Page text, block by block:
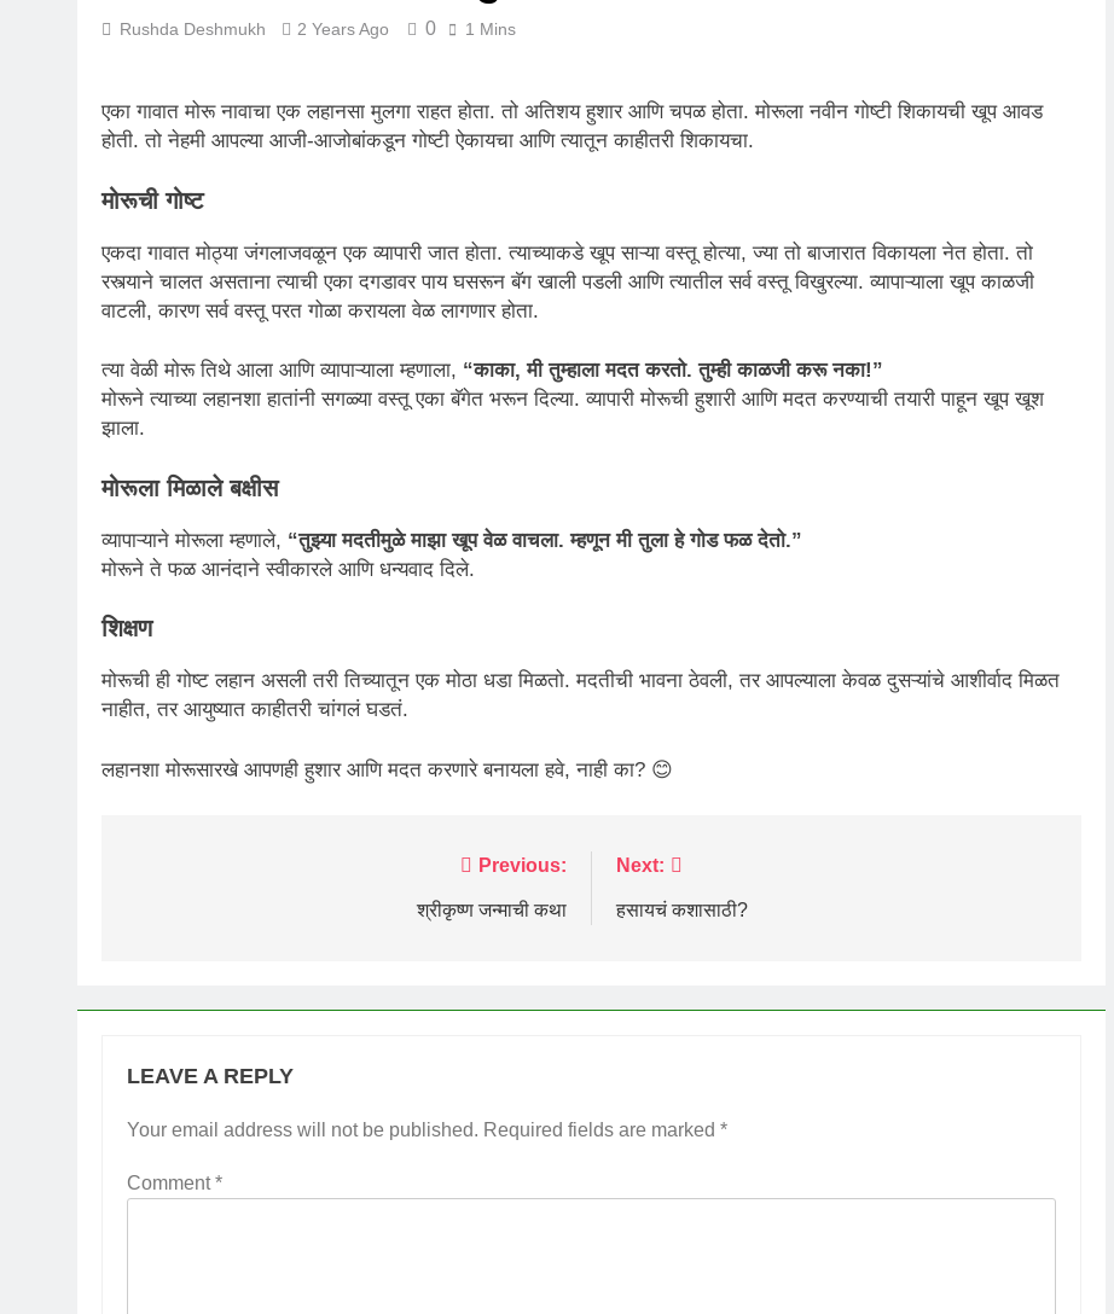
Rushda Deshmukh 2 Years Ago 0 1 Mins
एका गावात मोरू नावाचा एक लहानसा मुलगा राहत होता. तो अतिशय हुशार आणि चपळ होता. मोरूला नवीन गोष्टी शिकायची खूप आवड
होती. तो नेहमी आपल्या आजी-आजोबांकडून गोष्टी ऐकायचा आणि त्यातून काहीतरी शिकायचा.
मोरूची गोष्ट
एकदा गावात मोठ्या जंगलाजवळून एक व्यापारी जात होता. त्याच्याकडे खूप साऱ्या वस्तू होत्या, ज्या तो बाजारात विकायला नेत होता. तो
रस्त्याने चालत असताना त्याची एका दगडावर पाय घसरून बॅग खाली पडली आणि त्यातील सर्व वस्तू विखुरल्या. व्यापाऱ्याला खूप काळजी
वाटली, कारण सर्व वस्तू परत गोळा करायला वेळ लागणार होता.
त्या वेळी मोरू तिथे आला आणि व्यापाऱ्याला म्हणाला, “काका, मी तुम्हाला मदत करतो. तुम्ही काळजी करू नका!”
मोरूने त्याच्या लहानशा हातांनी सगळ्या वस्तू एका बॅगेत भरून दिल्या. व्यापारी मोरूची हुशारी आणि मदत करण्याची तयारी पाहून खूप खूश
झाला.
मोरूला मिळाले बक्षीस
व्यापाऱ्याने मोरूला म्हणाले, “तुझ्या मदतीमुळे माझा खूप वेळ वाचला. म्हणून मी तुला हे गोड फळ देतो.”
मोरूने ते फळ आनंदाने स्वीकारले आणि धन्यवाद दिले.
शिक्षण
मोरूची ही गोष्ट लहान असली तरी तिच्यातून एक मोठा धडा मिळतो. मदतीची भावना ठेवली, तर आपल्याला केवळ दुसऱ्यांचे आशीर्वाद मिळत
नाहीत, तर आयुष्यात काहीतरी चांगलं घडतं.
लहानशा मोरूसारखे आपणही हुशार आणि मदत करणारे बनायला हवे, नाही का? 😊
Previous:
श्रीकृष्ण जन्माची कथा
Next:
हसायचं कशासाठी?
LEAVE A REPLY
Your email address will not be published. Required fields are marked *
Comment*